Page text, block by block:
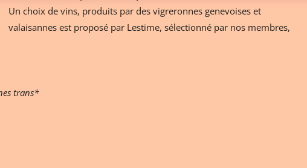
Un choix de vins, produits par des vigreronnes genevoises et
valaisannes est proposé par Lestime, sélectionné par nos membres,
trans*